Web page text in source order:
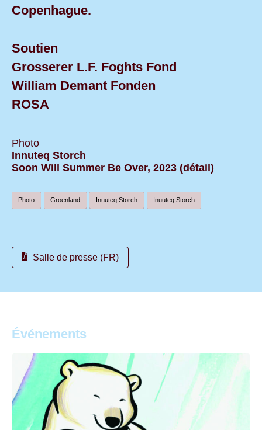
Copenhague.
Soutien
Grosserer L.F. Foghts Fond
William Demant Fonden
ROSA
Photo
Innuteq Storch
Soon Will Summer Be Over, 2023 (détail)
Photo Groenland Inuuteq Storch Inuuteq Storch
Salle de presse (FR)
Événements